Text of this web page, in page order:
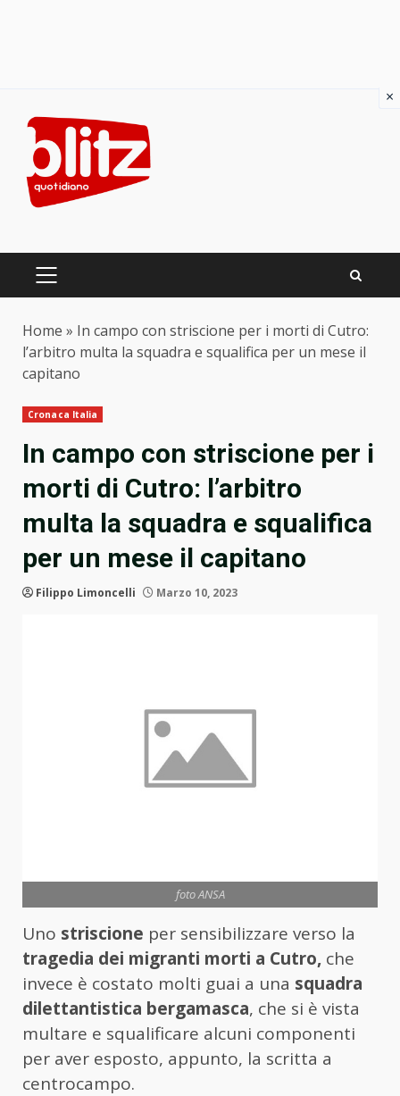
content
PRIMARY
Home » In campo con striscione per i morti di Cutro:
l’arbitro multa la squadra e squalifica per un mese il
capitano
Cronaca Italia
In campo con striscione per i
morti di Cutro: l’arbitro
multa la squadra e squalifica
per un mese il capitano
Filippo Limoncelli Marzo 10, 2023
foto ANSA
Uno striscione per sensibilizzare verso la
tragedia dei migranti morti a Cutro, che
invece è costato molti guai a una squadra
dilettantistica bergamasca, che si è vista
multare e squalificare alcuni componenti
per aver esposto, appunto, la scritta a
centrocampo.
×